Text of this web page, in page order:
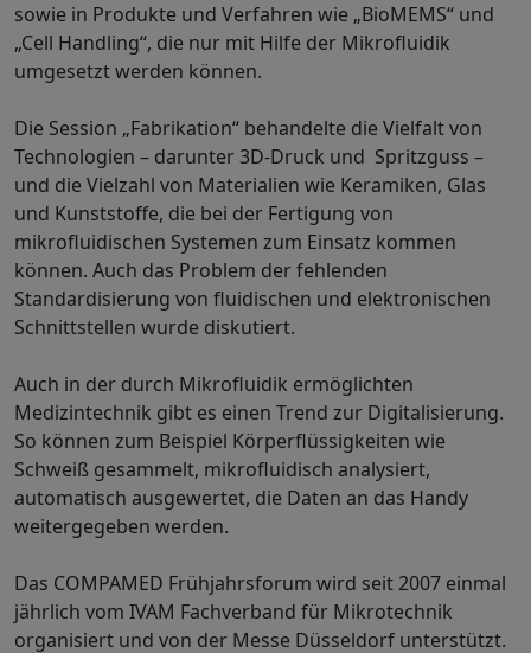
sowie in Produkte und Verfahren wie „BioMEMS“ und
„Cell Handling“, die nur mit Hilfe der Mikrofluidik
umgesetzt werden können.
Die Session „Fabrikation“ behandelte die Vielfalt von
Technologien – darunter 3D-Druck und Spritzguss –
und die Vielzahl von Materialien wie Keramiken, Glas
und Kunststoffe, die bei der Fertigung von
mikrofluidischen Systemen zum Einsatz kommen
können. Auch das Problem der fehlenden
Standardisierung von fluidischen und elektronischen
Schnittstellen wurde diskutiert.
Auch in der durch Mikrofluidik ermöglichten
Medizintechnik gibt es einen Trend zur Digitalisierung.
So können zum Beispiel Körperflüssigkeiten wie
Schweiß gesammelt, mikrofluidisch analysiert,
automatisch ausgewertet, die Daten an das Handy
weitergegeben werden.
Das COMPAMED Frühjahrsforum wird seit 2007 einmal
jährlich vom IVAM Fachverband für Mikrotechnik
organisiert und von der Messe Düsseldorf unterstützt.